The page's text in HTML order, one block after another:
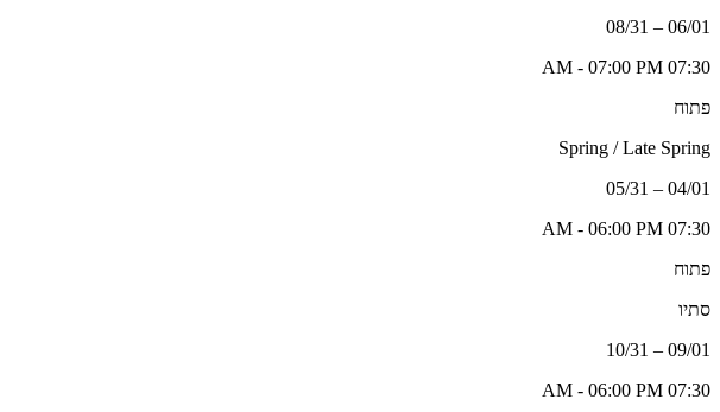
06/01 – 08/31
07:30 AM - 07:00 PM
פתוח
Spring / Late Spring
04/01 – 05/31
07:30 AM - 06:00 PM
פתוח
סתיו
09/01 – 10/31
07:30 AM - 06:00 PM